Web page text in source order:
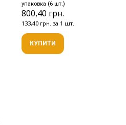
упаковка (6 шт.)
800,40 грн.
133,40 грн. за 1 шт.
КУПИТИ